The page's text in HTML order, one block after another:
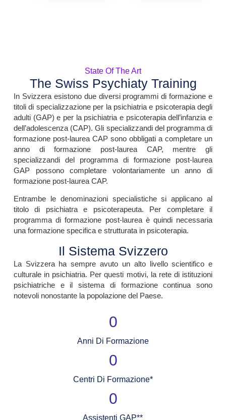
State Of The Art
The Swiss Psychiaty Training
In Svizzera esistono due diversi programmi di formazione e
titoli di specializzazione per la psichiatria e psicoterapia degli
adulti (GAP) e per la psichiatria e psicoterapia dell’infanzia e
dell’adolescenza (CAP). Gli specializzandi del programma di
formazione post-laurea CAP sono obbligati a completare un
anno di formazione post-laurea CAP, mentre gli
specializzandi del programma di formazione post-laurea
GAP possono completare volontariamente un anno di
formazione post-laurea CAP.
Entrambe le denominazioni specialistiche si applicano al
titolo di psichiatra e psicoterapeuta. Per completare il
programma di formazione post-laurea è quindi necessaria
una formazione specifica e strutturata in psicoterapia.
Il Sistema Svizzero
La Svizzera ha sempre avuto un alto livello scientifico e
culturale in psichiatria. Per questi motivi, la rete di istituzioni
psichiatriche e il sistema di formazione continua sono
notevoli nonostante la popolazione del Paese.
Anni Di Formazione
0
Centri Di Formazione*
0
Assistenti GAP**
0